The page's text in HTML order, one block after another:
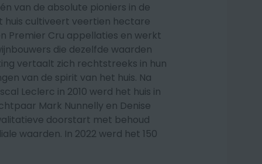
van de absolute pioniers in de
huis cultiveert veertien hectare
Premier Cru appellaties en werkt
die dezelfde waarden
vertaalt zich rechtstreeks in hun
van de spirit van het huis. Na
Leclerc in 2010 werd het huis in
Mark Nunnelly en Denise
doorstart met behoud
waarden. In 2022 werd het 150